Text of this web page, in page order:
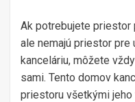
Ak potrebujete priestor
ale nemajú priestor pre
kanceláriu, môžete
sami. Tento domov
priestoru všetkými